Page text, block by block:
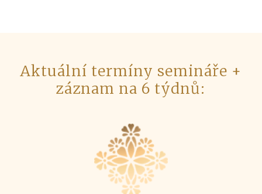
Aktuální termíny semináře +
záznam na 6 týdnů: